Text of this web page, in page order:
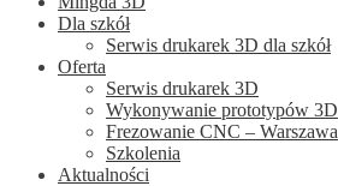
Dla szkół
Serwis drukarek 3D dla szkół
Oferta
Serwis drukarek 3D
Wykonywanie prototypów 3D
Frezowanie CNC – Warszawa
Szkolenia
Aktualności